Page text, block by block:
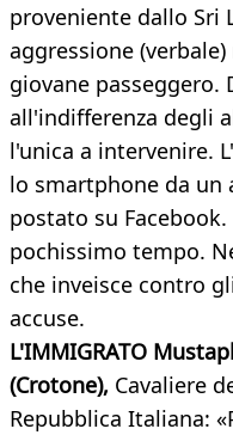
proveniente dallo Sri
aggressione
giovane passeggero.
all'indifferenza degli
l'unica a intervenire.
lo smartphone da un
postato su
pochissimo tempo.
che inveisce contro
accuse.
L'IMMIGRATO
(Crotone), Cavaliere
Repubblica Italiana: